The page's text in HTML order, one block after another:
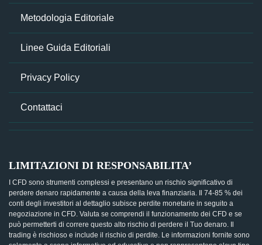
Metodologia Editoriale
Linee Guida Editoriali
Privacy Policy
Contattaci
LIMITAZIONI DI RESPONSABILITA’
I CFD sono strumenti complessi e presentano un rischio significativo di
perdere denaro rapidamente a causa della leva finanziaria. Il 74-85 % dei
conti degli investitori al dettaglio subisce perdite monetarie in seguito a
negoziazione in CFD. Valuta se comprendi il funzionamento dei CFD e se
può permetterti di correre questo alto rischio di perdere il Tuo denaro. Il
trading è rischioso e include il rischio di perdite. Le informazioni fornite sono